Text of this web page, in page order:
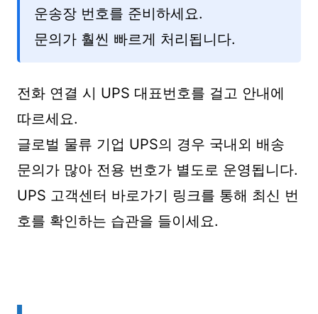
운송장 번호를 준비하세요.
문의가 훨씬 빠르게 처리됩니다.
전화 연결 시 UPS 대표번호를 걸고 안내에
따르세요.
글로벌 물류 기업 UPS의 경우 국내외 배송
문의가 많아 전용 번호가 별도로 운영됩니다.
UPS 고객센터 바로가기 링크를 통해 최신 번
호를 확인하는 습관을 들이세요.